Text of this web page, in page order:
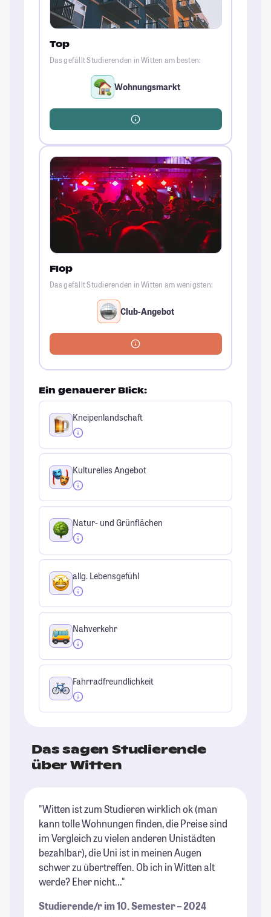
Top
Das gefällt Studierenden in Witten am besten:
Wohnungsmarkt
Flop
Das gefällt Studierenden in Witten am wenigsten:
Club-Angebot
Ein genauerer Blick:
Kneipenlandschaft
Kulturelles Angebot
Natur- und Grünflächen
allg. Lebensgefühl
Nahverkehr
Fahrradfreundlichkeit
Das sagen Studierende
über Witten
"Witten ist zum Studieren wirklich ok (man
kann tolle Wohnungen finden, die Preise sind
im Vergleich zu vielen anderen Unistädten
bezahlbar), die Uni ist in meinen Augen
schwer zu übertreffen. Ob ich in Witten alt
werde? Eher nicht..."
Studierende/r im 10. Semester – 2024